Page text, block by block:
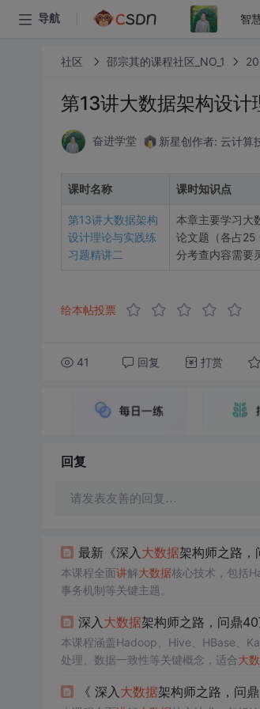
导航
社区 邵宗其的课程社区_NO_1
第13讲大数据架构设
奋进学堂 新星创作者: 云计算
课时名称 课时知识点
第13讲大数据架构
设计理论与实践练
习题精讲二
本章主要学习大
论文题（各占25
分考查内容需要
给本帖投票
41 回复 打赏
回复
请发表友善的回复…
最新《深入 大数据架构师之路，
本课程全面讲解大数据核心技术，包括
事务机制等关键主题。
深入 大数据架构师之路，问鼎
本课程涵盖Hadoop、Hive、HBase、
处理、数据一致性等关键概念，适合大
《 深入 大数据架构师之路，问